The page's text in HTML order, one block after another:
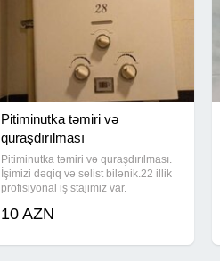
Pitiminutka təmiri və
quraşdırılması
Pitiminutka təmiri və quraşdırılması.
İşimizi dəqiq və selist bilənik.22 illik
profisiyonal iş stajimiz var.
10 AZN